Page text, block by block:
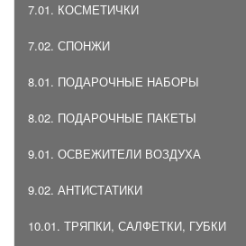
7.01. КОСМЕТИЧКИ
7.02. СПОНЖИ
8.01. ПОДАРОЧНЫЕ НАБОРЫ
8.02. ПОДАРОЧНЫЕ ПАКЕТЫ
9.01. ОСВЕЖИТЕЛИ ВОЗДУХА
9.02. АНТИСТАТИКИ
10.01. ТРЯПКИ, САЛФЕТКИ, ГУБКИ